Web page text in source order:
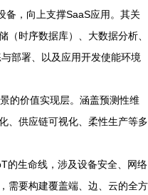
备，向上支撑SaaS应用。其关
（时序数据库）、大数据分析、
部署、以及应用开发使能环境
的价值实现层。涵盖预测性维
、供应链可视化、柔性生产等多
的生命线，涉及设备安全、网络
需要构建覆盖端、边、云的全方